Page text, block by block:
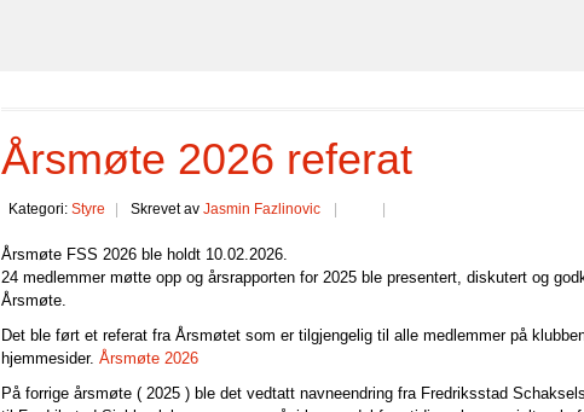
Årsmøte 2026 referat
Kategori: Styre Skrevet av Jasmin Fazlinovic
Årsmøte FSS 2026 ble holdt 10.02.2026.
24 medlemmer møtte opp og årsrapporten for 2025 ble presentert, diskutert og
Årsmøte.
Det ble ført et referat fra Årsmøtet som er tilgjengelig til alle medlemmer på
hjemmesider. Årsmøte 2026
På forrige årsmøte ( 2025 ) ble det vedtatt navneendring fra Fredriksstad